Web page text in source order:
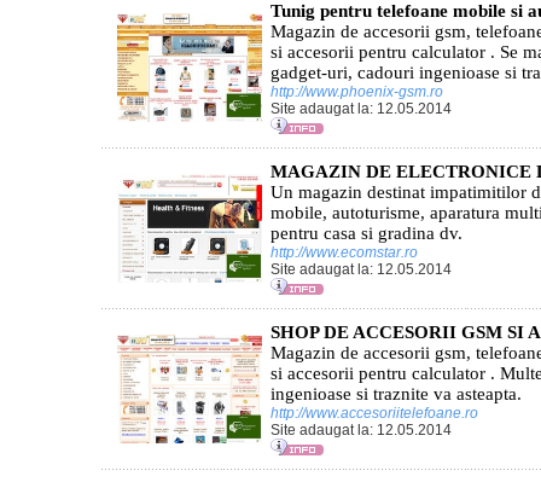
Tunig pentru telefoane mobile si
Magazin de accesorii gsm,
si accesorii pentru calculator . Se
gadget-uri, cadouri ingenioase si
http://www.phoenix-gsm.ro
Site adaugat la: 12.05.2014
MAGAZIN DE ELECTRONICE
Un magazin destinat impatimitilor
mobile, autoturisme, aparatura
pentru casa si gradina dv.
http://www.ecomstar.ro
Site adaugat la: 12.05.2014
SHOP DE ACCESORII GSM SI
Magazin de accesorii gsm,
si accesorii pentru calculator .
ingenioase si traznite va asteapta.
http://www.accesoriitelefoane.ro
Site adaugat la: 12.05.2014